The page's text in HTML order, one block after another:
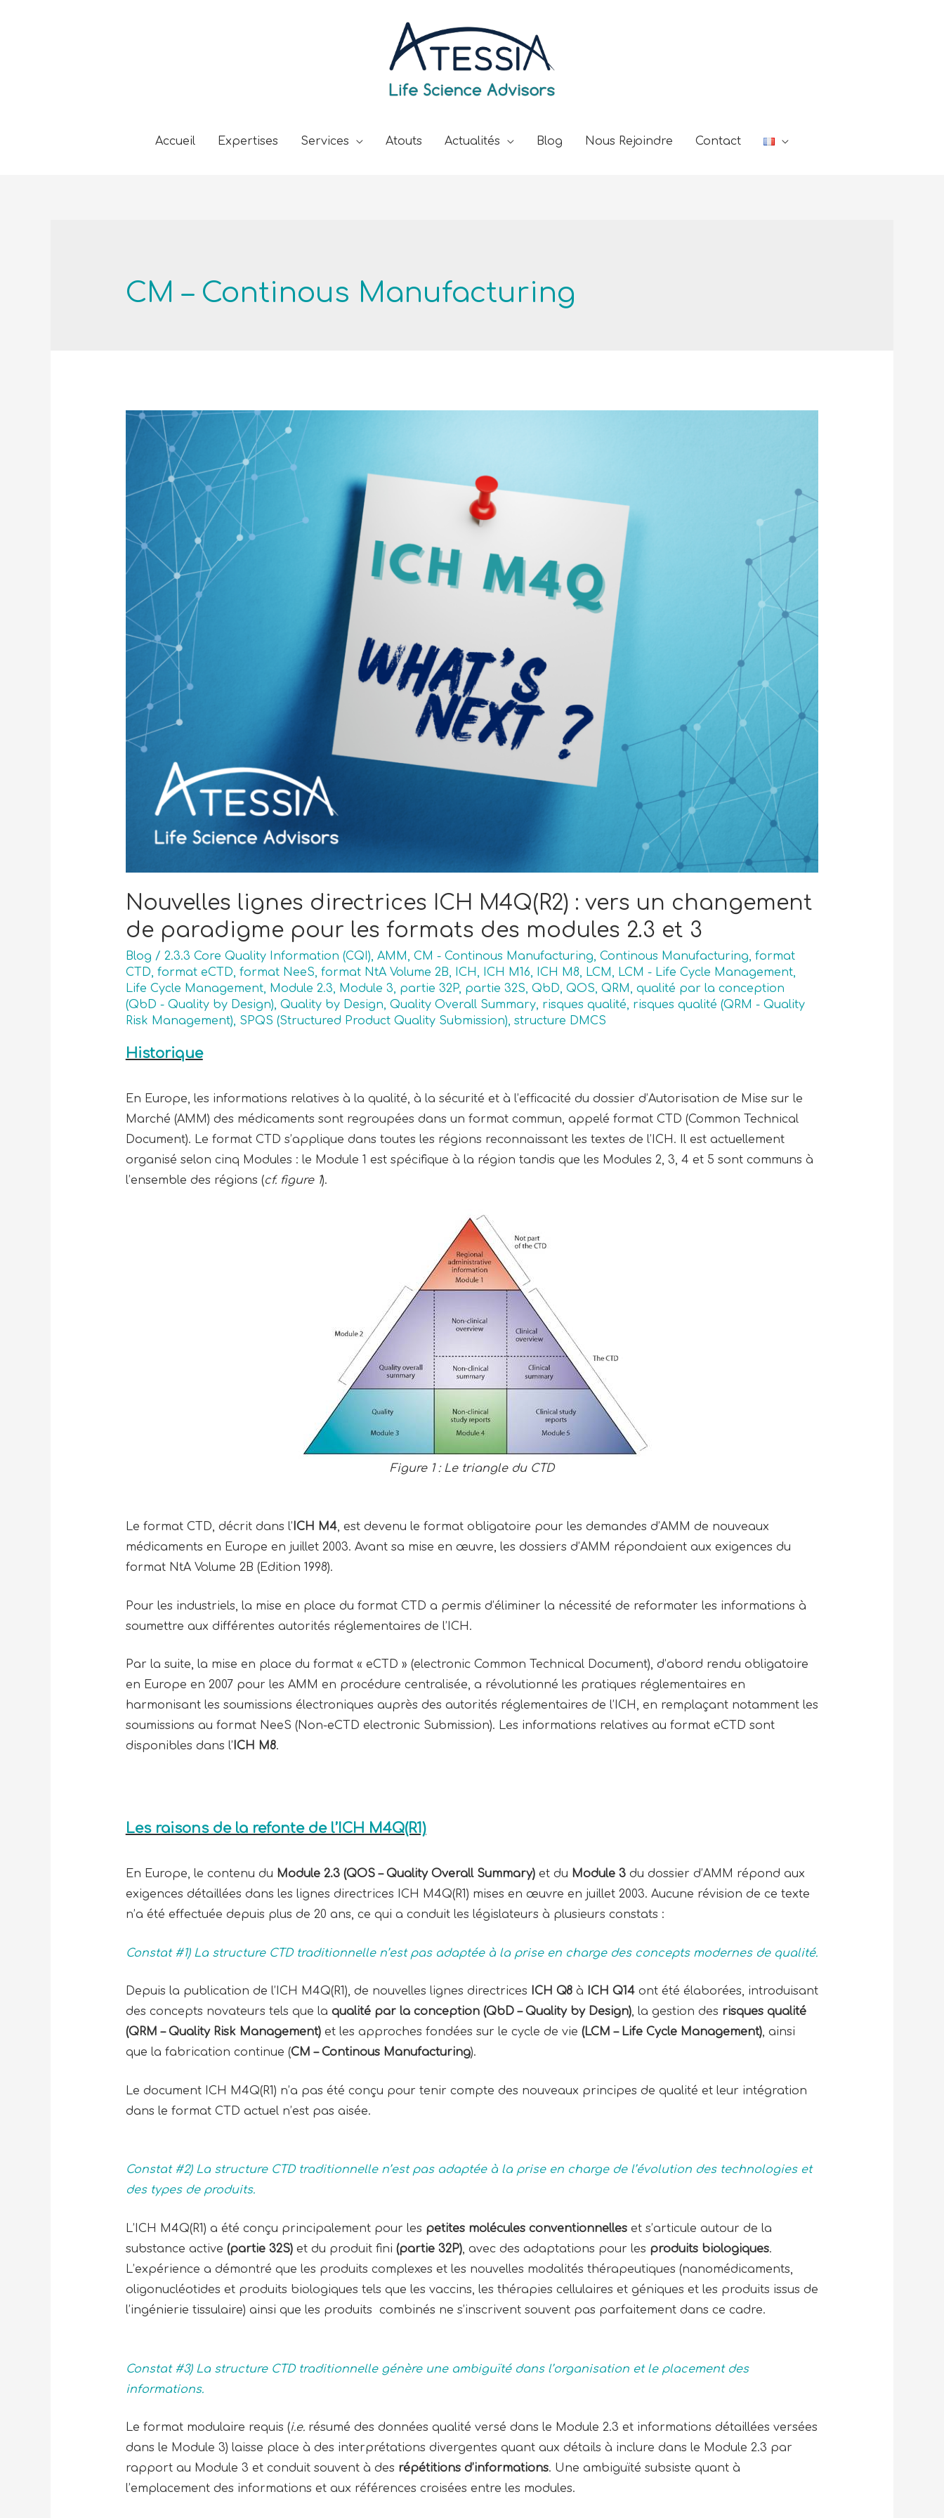
Accueil Expertises Services Atouts Actualités Blog Nous Rejoindre Contact
CM – Continous Manufacturing
Nouvelles lignes directrices ICH M4Q(R2) : vers un changement
de paradigme pour les formats des modules 2.3 et 3
Blog / 2.3.3 Core Quality Information (CQI), AMM, CM - Continous Manufacturing, Continous Manufacturing, format
CTD, format eCTD, format NeeS, format NtA Volume 2B, ICH, ICH M16, ICH M8, LCM, LCM - Life Cycle Management,
Life Cycle Management, Module 2.3, Module 3, partie 32P, partie 32S, QbD, QOS, QRM, qualité par la conception
(QbD - Quality by Design), Quality by Design, Quality Overall Summary, risques qualité, risques qualité (QRM - Quality
Risk Management), SPQS (Structured Product Quality Submission), structure DMCS
Historique
En Europe, les informations relatives à la qualité, à la sécurité et à l’efficacité du dossier d’Autorisation de Mise sur le
Marché (AMM) des médicaments sont regroupées dans un format commun, appelé format CTD (Common Technical
Document). Le format CTD s’applique dans toutes les régions reconnaissant les textes de l’ICH. Il est actuellement
organisé selon cinq Modules : le Module 1 est spécifique à la région tandis que les Modules 2, 3, 4 et 5 sont communs à
l’ensemble des régions (cf. figure 1).
Figure 1 : Le triangle du CTD
Le format CTD, décrit dans l’ ICH M4, est devenu le format obligatoire pour les demandes d’AMM de nouveaux
médicaments en Europe en juillet 2003. Avant sa mise en œuvre, les dossiers d’AMM répondaient aux exigences du
format NtA Volume 2B (Edition 1998).
Pour les industriels, la mise en place du format CTD a permis d’éliminer la nécessité de reformater les informations à
soumettre aux différentes autorités réglementaires de l’ICH.
Par la suite, la mise en place du format « eCTD » (electronic Common Technical Document), d’abord rendu obligatoire
en Europe en 2007 pour les AMM en procédure centralisée, a révolutionné les pratiques réglementaires en
harmonisant les soumissions électroniques auprès des autorités réglementaires de l’ICH, en remplaçant notamment les
soumissions au format NeeS (Non-eCTD electronic Submission). Les informations relatives au format eCTD sont
disponibles dans l’ ICH M8.
Les raisons de la refonte de l’ICH M4Q(R1)
En Europe, le contenu du Module 2.3 (QOS – Quality Overall Summary)et du Module 3du dossier d’AMM répond aux
exigences détaillées dans les lignes directrices ICH M4Q(R1) mises en œuvre en juillet 2003. Aucune révision de ce texte
n’a été effectuée depuis plus de 20 ans, ce qui a conduit les législateurs à plusieurs constats :
Constat #1) La structure CTD traditionnelle n’est pas adaptée à la prise en charge des concepts modernes de qualité.
Depuis la publication de l’ICH M4Q(R1), de nouvelles lignes directrices ICH Q8à ICH Q14ont été élaborées, introduisant
des concepts novateurs tels que la qualité par la conception (QbD – Quality by Design), la gestion des risques qualité
(QRM – Quality Risk Management)et les approches fondées sur le cycle de vie (LCM – Life Cycle Management), ainsi
que la fabrication continue (CM – Continous Manufacturing).
Le document ICH M4Q(R1) n’a pas été conçu pour tenir compte des nouveaux principes de qualité et leur intégration
dans le format CTD actuel n’est pas aisée.
Constat #2) La structure CTD traditionnelle n’est pas adaptée à la prise en charge de l’évolution des technologies et
des types de produits.
L’ICH M4Q(R1) a été conçu principalement pour les petites molécules conventionnelleset s’articule autour de la
substance active (partie 32S)et du produit fini (partie 32P), avec des adaptations pour les produits biologiques.
L’expérience a démontré que les produits complexes et les nouvelles modalités thérapeutiques (nanomédicaments,
oligonucléotides et produits biologiques tels que les vaccins, les thérapies cellulaires et géniques et les produits issus de
l’ingénierie tissulaire) ainsi que les produits combinés ne s’inscrivent souvent pas parfaitement dans ce cadre.
Constat #3) La structure CTD traditionnelle génère une ambiguïté dans l’organisation et le placement des
informations.
Le format modulaire requis (i.e.résumé des données qualité versé dans le Module 2.3 et informations détaillées versées
dans le Module 3) laisse place à des interprétations divergentes quant aux détails à inclure dans le Module 2.3 par
rapport au Module 3 et conduit souvent à des répétitions d’informations. Une ambiguïté subsiste quant à
l’emplacement des informations et aux références croisées entre les modules.